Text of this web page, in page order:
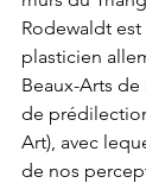
Rodewaldt
plasticien
Beaux-Arts
de
Art), avec
de nos